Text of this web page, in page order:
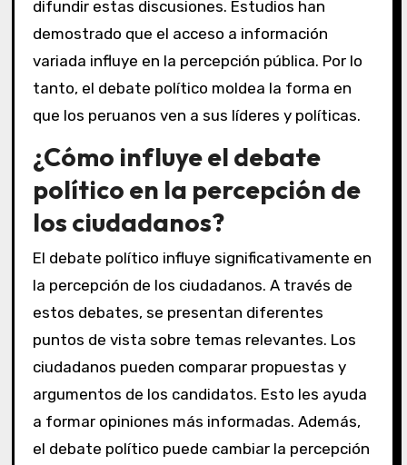
difundir estas discusiones. Estudios han
demostrado que el acceso a información
variada influye en la percepción pública. Por lo
tanto, el debate político moldea la forma en
que los peruanos ven a sus líderes y políticas.
¿Cómo influye el debate
político en la percepción de
los ciudadanos?
El debate político influye significativamente en
la percepción de los ciudadanos. A través de
estos debates, se presentan diferentes
puntos de vista sobre temas relevantes. Los
ciudadanos pueden comparar propuestas y
argumentos de los candidatos. Esto les ayuda
a formar opiniones más informadas. Además,
el debate político puede cambiar la percepción